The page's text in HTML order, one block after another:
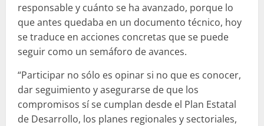
responsable y cuánto se ha avanzado, porque lo
que antes quedaba en un documento técnico, hoy
se traduce en acciones concretas que se puede
seguir como un semáforo de avances.
“Participar no sólo es opinar si no que es conocer,
dar seguimiento y asegurarse de que los
compromisos sí se cumplan desde el Plan Estatal
de Desarrollo, los planes regionales y sectoriales,